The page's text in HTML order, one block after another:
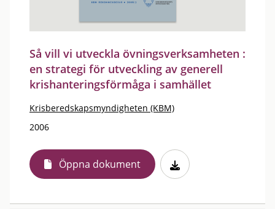
Så vill vi utveckla övningsverksamheten :
en strategi för utveckling av generell
krishanteringsförmåga i samhället
Krisberedskapsmyndigheten (KBM)
2006
Öppna dokument